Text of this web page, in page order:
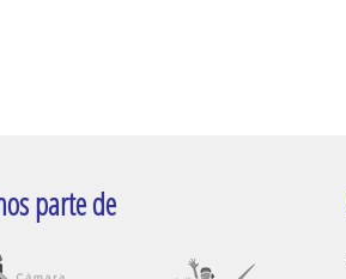
parte de